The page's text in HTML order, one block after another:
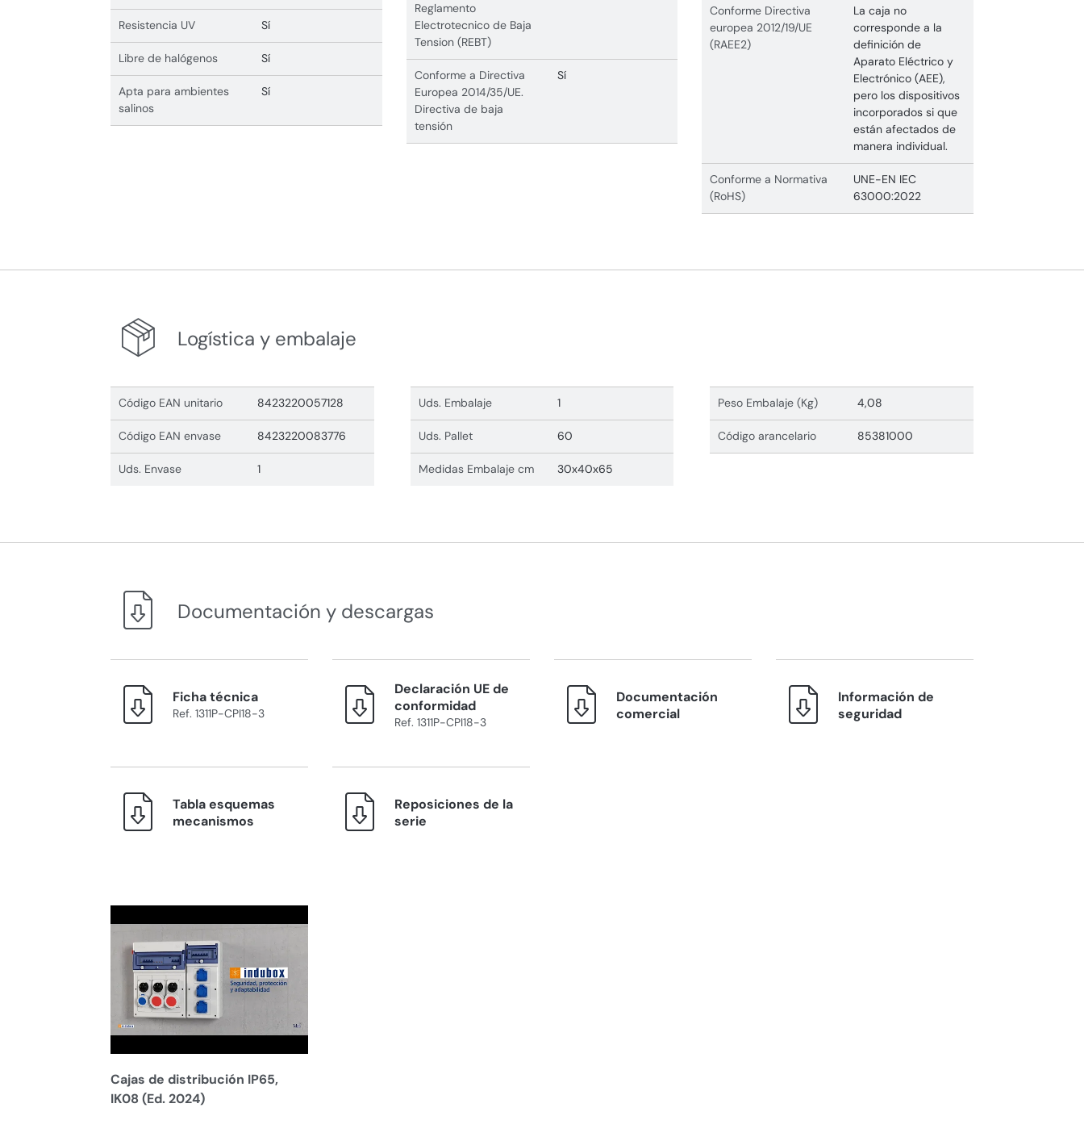
Resistencia UV Sí
Libre de halógenos Sí
Apta para ambientes
salinos
Sí
Reglamento
Electrotecnico de Baja
Tension (REBT)
Conforme a Directiva
Europea 2014/35/UE.
Directiva de baja
tensión
Sí
Conforme Directiva
europea 2012/19/UE
(RAEE2)
La caja no
corresponde a la
definición de
Aparato Eléctrico y
Electrónico (AEE),
pero los dispositivos
incorporados si que
están afectados de
manera individual.
Conforme a Normativa
(RoHS)
UNE-EN IEC
63000:2022
Logística y embalaje
Código EAN unitario 8423220057128
Código EAN envase 8423220083776
Uds. Envase 1
Uds. Embalaje 1
Uds. Pallet 60
Medidas Embalaje cm 30x40x65
Peso Embalaje (Kg) 4,08
Código arancelario 85381000
Documentación y descargas
Ficha técnica
Ref. 1311P-CPI18-3
Declaración UE de
conformidad
Ref. 1311P-CPI18-3
Documentación
comercial
Información de
seguridad
Tabla esquemas
mecanismos
Reposiciones de la
serie
Cajas de distribución IP65,
IK08 (Ed. 2024)